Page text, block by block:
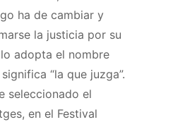
ha de cambiar y
la justicia por su
adopta el nombre
“la que juzga”.
seleccionado el
en el Festival